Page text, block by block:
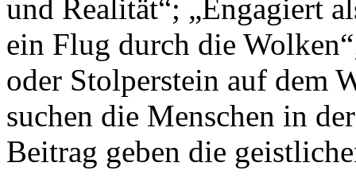
und Realität“; „Engagiert
ein Flug durch die
oder Stolperstein auf dem
suchen die Menschen in
Beitrag geben die